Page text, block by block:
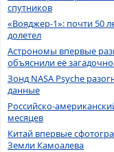
спутников
«Вояджер-1»: почти 50
долетел
Астрономы впервые
объяснили её
Зонд NASA Psyche
данные
Российско-
месяцев
Китай впервые
Земли Камоалева